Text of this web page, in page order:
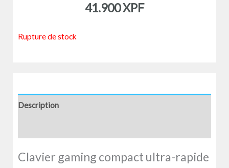
41.900XPF
Rupture de stock
Description
Clavier gaming compact ultra-rapide